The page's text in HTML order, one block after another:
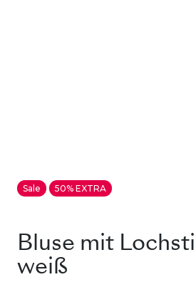
Sale 50% EXTRA
Bluse mit
weiß